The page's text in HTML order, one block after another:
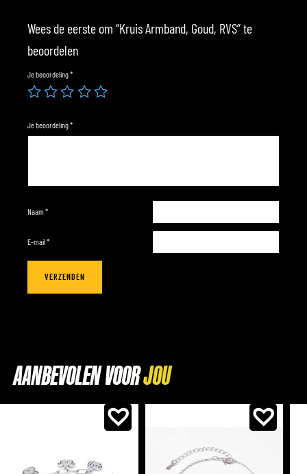
Wees de eerste om “Kruis Armband, Goud, RVS” te
beoordelen
Je beoordeling*
Je beoordeling*
Naam*
E-mail*
AANBEVOLEN VOOR